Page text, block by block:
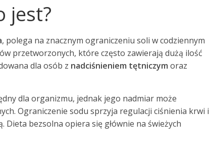
jest?
, polega na znacznym ograniczeniu soli w codziennym
przetworzonych, które często zawierają dużą ilość
dla osób z nadciśnieniem tętniczym oraz
dla organizmu, jednak jego nadmiar może
Ograniczenie sodu sprzyja regulacji ciśnienia krwi i
Dieta bezsolna opiera się głównie na świeżych